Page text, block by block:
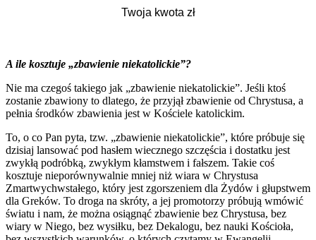
A ile kosztuje „zbawienie niekatolickie”?
Nie ma czegoś takiego jak „zbawienie niekatolickie”. Jeśli ktoś
zostanie zbawiony to dlatego, że przyjął zbawienie od Chrystusa, a
pełnia środków zbawienia jest w Kościele katolickim.
To, o co Pan pyta, tzw. „zbawienie niekatolickie”, które próbuje się
dzisiaj lansować pod hasłem wiecznego szczęścia i dostatku jest
zwykłą podróbką, zwykłym kłamstwem i fałszem. Takie coś
kosztuje nieporównywalnie mniej niż wiara w Chrystusa
Zmartwychwstałego, który jest zgorszeniem dla Żydów i głupstwem
dla Greków. To droga na skróty, a jej promotorzy próbują wmówić
światu i nam, że można osiągnąć zbawienie bez Chrystusa, bez
wiary w Niego, bez wysiłku, bez Dekalogu, bez nauki Kościoła,